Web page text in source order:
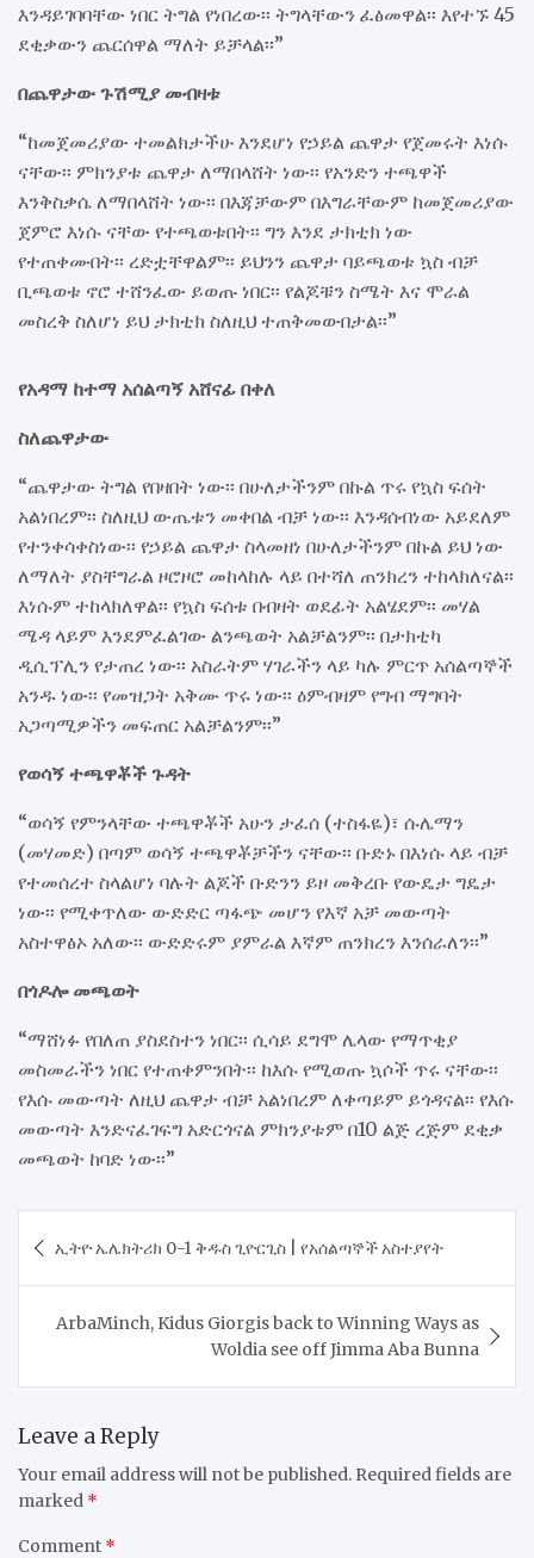
እንዳይገባባቸው ነበር ትግል የነበረው፡፡ ትግላቸውን ፈፅመዋል፡፡ እየተኙ 45
ደቂቃውን ጨርሰዋል ማለት ይቻላል፡፡”
በጨዋታው ጉሽሚያ መብዛቱ
“ከመጀመሪያው ተመልክታችሁ እንደሆነ የኃይል ጨዋታ የጀመሩት እነሱ
ናቸው፡፡ ምክንያቱ ጨዋታ ለማበላሸት ነው፡፡ የአንድን ተጫዋች
እንቅስቃሴ ለማበላሸት ነው፡፡ በእጃቻውም በእግራቸውም ከመጀመሪያው
ጀምሮ እነሱ ናቸው የተጫወቱበት፡፡ ግን እንደ ታክቲክ ነው
የተጠቀሙበት፡፡ ረድቷቸዋልም፡፡ ይህንን ጨዋታ ባይጫወቱ ኳስ ብቻ
ቢጫወቱ ኖሮ ተሸንፈው ይወጡ ነበር፡፡ የልጆቹን ስሜት እና ሞራል
መስረቅ ስለሆነ ይህ ታክቲክ ስለዚህ ተጠቅመውበታል፡፡”
የአዳማ ከተማ አሰልጣኝ አሸናፊ በቀለ
ስለጨዋታው
“ጨዋታው ትግል የበዛበት ነው፡፡ በሁለታችንም በኩል ጥሩ የኳስ ፍሰት
አልነበረም፡፡ ስለዚህ ውጤቱን መቀበል ብቻ ነው፡፡ እንዳሰብነው አይደለም
የተንቀሳቀስነው፡፡ የኃይል ጨዋታ ስላመዘነ በሁለታችንም በኩል ይህ ነው
ለማለት ያስቸግራል ዞሮዞሮ መከላከሉ ላይ በተሻለ ጠንክረን ተከላክለናል፡፡
እነሱም ተከላክለዋል፡፡ የኳስ ፍሰቱ በብዛት ወደፊት አልሄደም፡፡ መሃል
ሜዳ ላይም እንደምፈልገው ልንጫወት አልቻልንም፡፡ በታክቲካ
ዲሲፕሊን የታጠረ ነው፡፡ አስራትም ሃገራችን ላይ ካሉ ምርጥ አሰልጣኞች
አንዱ ነው፡፡ የመዝጋት አቅሙ ጥሩ ነው፡፡ ዕምብዛም የግብ ማግባት
አጋጣሚዎችን መፍጠር አልቻልንም፡፡”
የወሳኝ ተጫዋቾች ጉዳት
“ወሳኝ የምንላቸው ተጫዋቾች አሁን ታፈሰ (ተስፋዬ)፣ ሱሌማን
(መሃመድ) በጣም ወሳኝ ተጫዋቾቻችን ናቸው፡፡ ቡድኑ በእነሱ ላይ ብቻ
የተመሰረተ ስላልሆነ ባሉት ልጆች ቡድንን ይዞ መቅረቡ የውዴታ ግዴታ
ነው፡፡ የሚቀጥለው ውድድር ጣፋጭ መሆን የእኛ አቻ መውጣት
አስተዋፅኦ አለው፡፡ ውድድሩም ያምራል እኛም ጠንክረን እንሰራለን፡፡”
በጎዶሎ መጫወት
“ማሸነፉ የበለጠ ያስደስተን ነበር፡፡ ሲሳይ ደግሞ ሌላው የማጥቂያ
መስመራችን ነበር የተጠቀምንበት፡፡ ከእሱ የሚወጡ ኳሶች ጥሩ ናቸው፡፡
የእሱ መውጣት ለዚህ ጨዋታ ብቻ አልነበረም ለቀጣይም ይጎዳናል፡፡ የእሱ
መውጣት እንድናፈገፍግ አድርጎናል ምክንያቱም በ10 ልጅ ረጅም ደቂቃ
መጫወት ከባድ ነው፡፡”
navigation
​ኢትዮ ኤሌክትሪክ 0-1 ቅዱስ ጊዮርጊስ | የአሰልጣኞች አስተያየት
ArbaMinch, Kidus Giorgis back to Winning Ways as
Woldia see off Jimma Aba Bunna
Leave a Reply
Your email address will not be published. Required fields are
marked *
Comment *